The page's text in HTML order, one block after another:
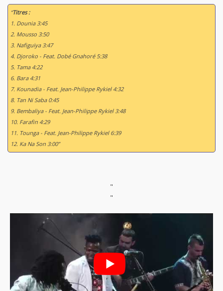
“Titres :
1. Dounia 3:45
2. Mousso 3:50
3. Nafiguiya 3:47
4. Djoroko - Feat. Dobé Gnahoré 5:38
5. Tama 4:22
6. Bara 4:31
7. Kounadia - Feat. Jean-Philippe Rykiel 4:32
8. Tan Ni Saba 0:45
9. Bembaliya - Feat. Jean-Philippe Rykiel 3:48
10. Farafin 4:29
11. Tounga - Feat. Jean-Philippe Rykiel 6:39
12. Ka Na Son 3:00”
"
"